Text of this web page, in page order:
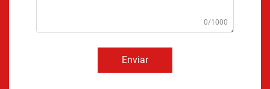
0/1000
Enviar